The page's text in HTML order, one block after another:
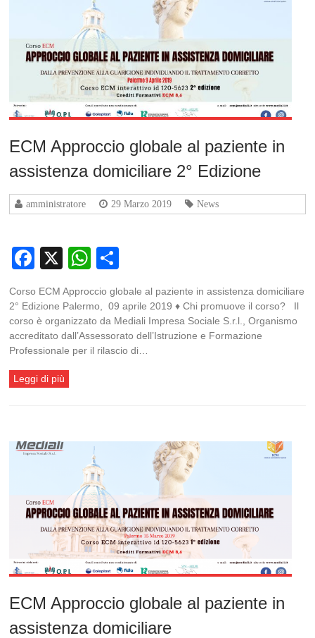
ECM Approccio globale al paziente in
assistenza domiciliare 2° Edizione
amministratore 29 Marzo 2019 News
Facebook
X WhatsApp
Corso ECM Approccio globale al paziente in assistenza domiciliare
2° Edizione Palermo, 09 aprile 2019 ♦ Chi promuove il corso? Il
corso è organizzato da Mediali Impresa Sociale S.r.l., Organismo
accreditato dall’Assessorato dell’Istruzione e Formazione
Professionale per il rilascio di…
Leggi di più
ECM Approccio globale al paziente in
assistenza domiciliare